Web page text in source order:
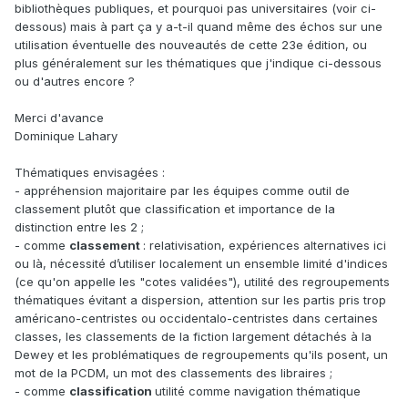
bibliothèques publiques, et pourquoi pas universitaires (voir ci-
dessous) mais à part ça y a-t-il quand même des échos sur une
utilisation éventuelle des nouveautés de cette 23e édition, ou
plus généralement sur les thématiques que j'indique ci-dessous
ou d'autres encore ?
Merci d'avance
Dominique Lahary
Thématiques envisagées :
- appréhension majoritaire par les équipes comme outil de
classement plutôt que classification et importance de la
distinction entre les 2 ;
- comme classement : relativisation, expériences alternatives ici
ou là, nécessité d’utiliser localement un ensemble limité d'indices
(ce qu'on appelle les "cotes validées"), utilité des regroupements
thématiques évitant a dispersion, attention sur les partis pris trop
américano-centristes ou occidentalo-centristes dans certaines
classes, les classements de la fiction largement détachés à la
Dewey et les problématiques de regroupements qu'ils posent, un
mot de la PCDM, un mot des classements des libraires ;
- comme classification utilité comme navigation thématique